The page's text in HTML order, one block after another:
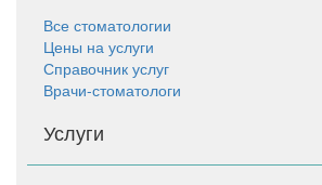
Все стоматологии
Цены на услуги
Справочник услуг
Врачи-стоматологи
Услуги